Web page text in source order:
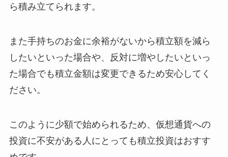
ら積み立てられます。
また手持ちのお金に余裕がないから積立額を減ら
したいといった場合や、反対に増やしたいといっ
た場合でも積立金額は変更できるため安心してく
ださい。
このように少額で始められるため、仮想通貨への
投資に不安がある人にとっても積立投資はおすす